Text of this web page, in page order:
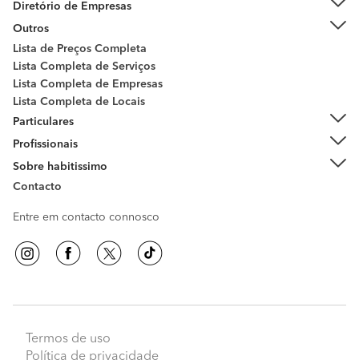
Diretório de Empresas
Outros
Lista de Preços Completa
Lista Completa de Serviços
Lista Completa de Empresas
Lista Completa de Locais
Particulares
Profissionais
Sobre habitissimo
Contacto
Entre em contacto connosco
Termos de uso
Política de privacidade